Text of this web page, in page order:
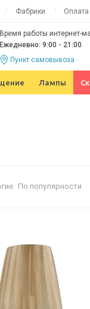
Фабрики Оплата
Время работы интернет-
Ежедневно: 9:00 - 21:00
Пункт самовывоза
Лампы
По популярности